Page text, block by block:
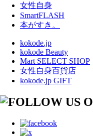
女性自身
SmartFLASH
本がすき。
kokode.jp
kokode Beauty
Mart SELECT SHOP
女性自身百貨店
kokode.jp GIFT